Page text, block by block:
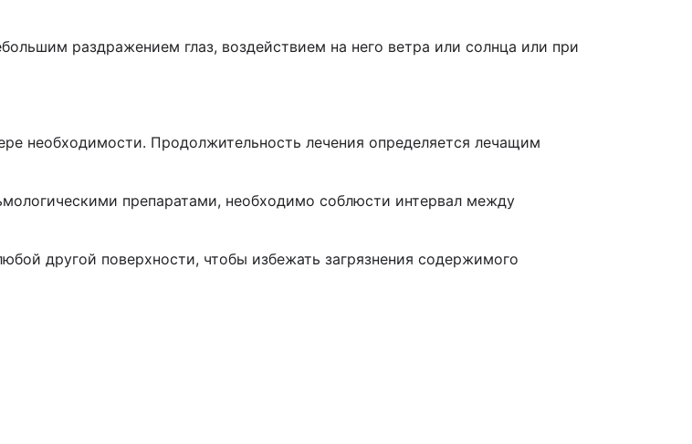
раздражением глаз, воздействием на него ветра или солнца или при
необходимости. Продолжительность лечения определяется лечащим
препаратами, необходимо соблюсти интервал между
другой поверхности, чтобы избежать загрязнения содержимого